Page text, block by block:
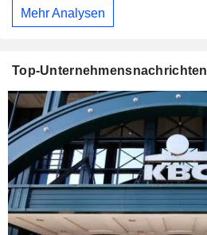
Mehr Analysen
Top-Unternehmensnachrichten